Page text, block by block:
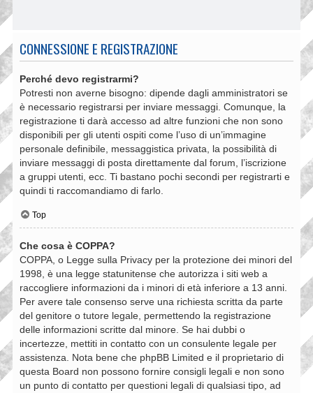
CONNESSIONE E REGISTRAZIONE
Perché devo registrarmi?
Potresti non averne bisogno: dipende dagli amministratori se
è necessario registrarsi per inviare messaggi. Comunque, la
registrazione ti darà accesso ad altre funzioni che non sono
disponibili per gli utenti ospiti come l’uso di un’immagine
personale definibile, messaggistica privata, la possibilità di
inviare messaggi di posta direttamente dal forum, l’iscrizione
a gruppi utenti, ecc. Ti bastano pochi secondi per registrarti e
quindi ti raccomandiamo di farlo.
Top
Che cosa è COPPA?
COPPA, o Legge sulla Privacy per la protezione dei minori del
1998, è una legge statunitense che autorizza i siti web a
raccogliere informazioni da i minori di età inferiore a 13 anni.
Per avere tale consenso serve una richiesta scritta da parte
del genitore o tutore legale, permettendo la registrazione
delle informazioni scritte dal minore. Se hai dubbi o
incertezze, mettiti in contatto con un consulente legale per
assistenza. Nota bene che phpBB Limited e il proprietario di
questa Board non possono fornire consigli legali e non sono
un punto di contatto per questioni legali di qualsiasi tipo, ad